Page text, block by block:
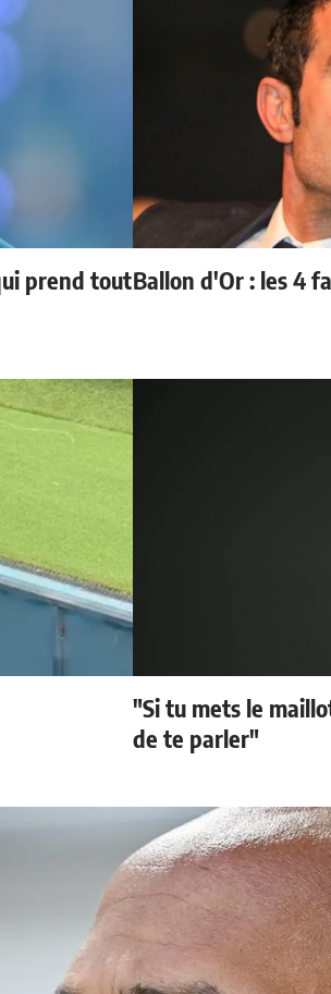
prend toutBallon d'Or : les 4
"Si tu mets le
de te parler"